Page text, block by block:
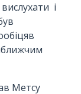
і
Метсу